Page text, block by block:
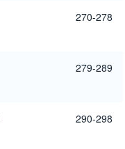
270-278
279-289
290-298